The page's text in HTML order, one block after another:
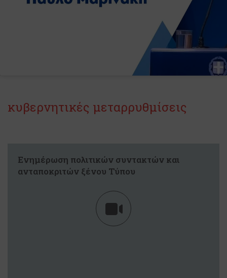
κυβερνητικές μεταρρυθμίσεις
Ενημέρωση πολιτικών συντακτών και
ανταποκριτών ξένου Τύπου